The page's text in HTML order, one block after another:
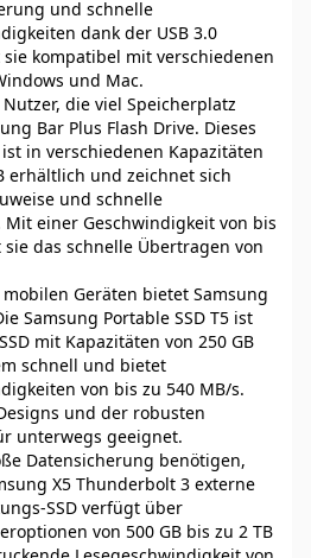
und schnelle
dank der USB 3.0
kompatibel mit verschiedenen
und Mac.
die viel Speicherplatz
Bar Plus Flash Drive. Dieses
ist in verschiedenen Kapazitäten
erhältlich und zeichnet sich
und schnelle
einer Geschwindigkeit von bis
das schnelle Übertragen von
Geräten bietet Samsung
Samsung Portable SSD T5 ist
mit Kapazitäten von 250 GB
schnell und bietet
von bis zu 540 MB/s.
und der robusten
unterwegs geeignet.
Datensicherung benötigen,
X5 Thunderbolt 3 externe
SSD verfügt über
von 500 GB bis zu 2 TB